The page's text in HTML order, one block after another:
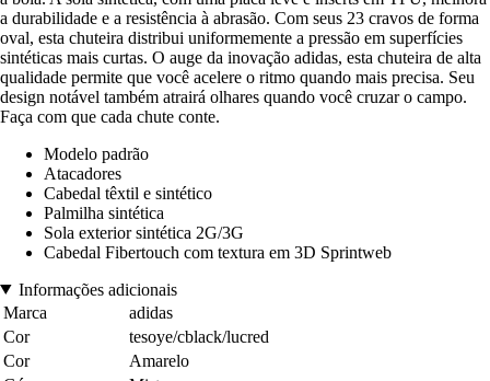
a durabilidade e a resistência à abrasão. Com seus 23 cravos de forma
oval, esta chuteira distribui uniformemente a pressão em superfícies
sintéticas mais curtas. O auge da inovação adidas, esta chuteira de alta
qualidade permite que você acelere o ritmo quando mais precisa. Seu
design notável também atrairá olhares quando você cruzar o campo.
Faça com que cada chute conte.
Modelo padrão
Atacadores
Cabedal têxtil e sintético
Palmilha sintética
Sola exterior sintética 2G/3G
Cabedal Fibertouch com textura em 3D Sprintweb
Informações adicionais
Marca
adidas
Cor
tesoye/cblack/lucred
Cor
Amarelo